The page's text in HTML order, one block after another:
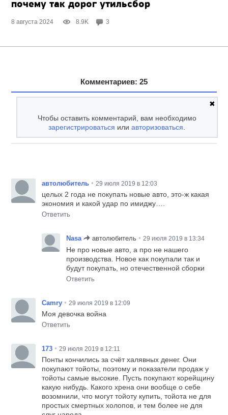
почему так дорог утильсбор
8 августа 2024 8.9K 3
Комментариев: 25
✖
Чтобы оставить комментарий, вам необходимо
зарегистрироваться илиавторизоваться.
автолюбитель • 29 июля 2019 в 12:03
целых 2 года не покупать новые авто, это-ж какая
экономия и какой удар по имиджу….
Ответить
Nasa автолюбитель • 29 июля 2019 в 13:34
Не про новые авто, а про не нашего
производства. Новое как покупали так и
будут покупать, но отечественной сборки
Ответить
Camry • 29 июля 2019 в 12:09
Моя девочка война
Ответить
173 • 29 июля 2019 в 12:11
Понты кончились за счёт халявных денег. Они
покупают тойоты, поэтому и показатели продаж у
тойоты самые высокие. Пусть покупают корейщину
какую нибудь. Какого хрена они вообще о себе
возомнили, что могут тойоту купить, тойота не для
простых смертных холопов, и тем более не для